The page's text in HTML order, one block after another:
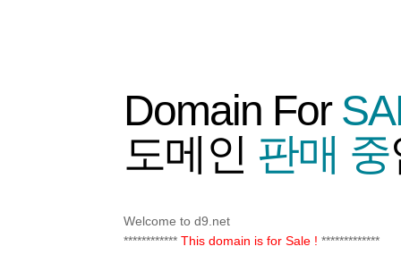
Domain For
도메인 판매 중
Welcome to d9.net
************ This domain is for Sale ! *************